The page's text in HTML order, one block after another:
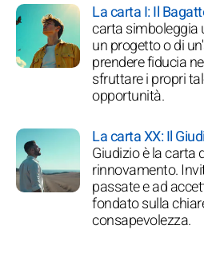
La carta I: Il
carta simboleggia
un progetto o di
prendere fiducia
sfruttare i propri
opportunità.
La carta XX: Il
Giudizio è la carta
rinnovamento.
passate e ad
fondato sulla
consapevolezza.